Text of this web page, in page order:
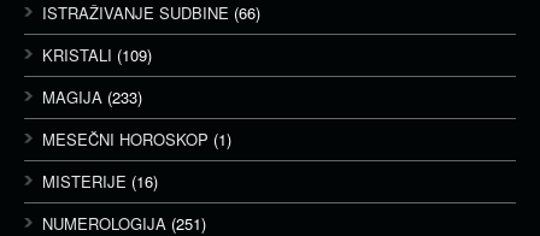
ISTRAŽIVANJE SUDBINE (66)
KRISTALI (109)
MAGIJA (233)
MESEČNI HOROSKOP (1)
MISTERIJE (16)
NUMEROLOGIJA (251)